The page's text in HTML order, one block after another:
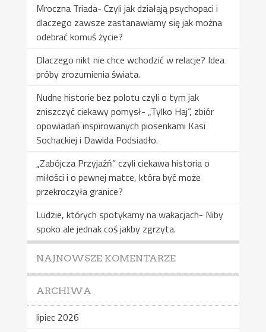
Mroczna Triada- Czyli jak działają psychopaci i
dlaczego zawsze zastanawiamy się jak można
odebrać komuś życie?
Dlaczego nikt nie chce wchodzić w relacje? Idea
próby zrozumienia świata.
Nudne historie bez polotu czyli o tym jak
zniszczyć ciekawy pomysł- „Tylko Haj”, zbiór
opowiadań inspirowanych piosenkami Kasi
Sochackiej i Dawida Podsiadło.
„Zabójcza Przyjaźń” czyli ciekawa historia o
miłości i o pewnej matce, która być może
przekroczyła granice?
Ludzie, których spotykamy na wakacjach- Niby
spoko ale jednak coś jakby zgrzyta.
NAJNOWSZE KOMENTARZE
ARCHIWA
lipiec 2026